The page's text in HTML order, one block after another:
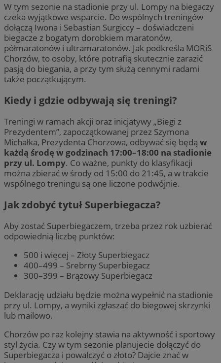
W tym sezonie na stadionie przy ul. Lompy na biegaczy
czeka wyjątkowe wsparcie. Do wspólnych treningów
dołączą Iwona i Sebastian Surgiccy – doświadczeni
biegacze z bogatym dorobkiem maratonów,
półmaratonów i ultramaratonów. Jak podkreśla MORiS
Chorzów, to osoby, które potrafią skutecznie zarazić
pasją do biegania, a przy tym służą cennymi radami
także początkującym.
Kiedy i gdzie odbywają się treningi?
Treningi w ramach akcji oraz inicjatywy „Biegi z
Prezydentem”, zapoczątkowanej przez Szymona
Michałka, Prezydenta Chorzowa, odbywać się będą w
każdą środę w godzinach 17:00–18:00 na stadionie
przy ul. Lompy. Co ważne, punkty do klasyfikacji
można zbierać w środy od 15:00 do 21:45, a w trakcie
wspólnego treningu są one liczone podwójnie.
Jak zdobyć tytuł Superbiegacza?
Aby zostać Superbiegaczem, trzeba przez rok uzbierać
odpowiednią liczbę punktów:
500 i więcej – Złoty Superbiegacz
400–499 – Srebrny Superbiegacz
300–399 – Brązowy Superbiegacz
Deklarację udziału będzie można wypełnić na stadionie
przy ul. Lompy, a wyniki zgłaszać do biegowej skrzynki
lub mailowo.
Chorzów po raz kolejny stawia na aktywność i sportowy
styl życia. Czy w tym sezonie planujecie dołączyć do
Superbiegacza i powalczyć o złoto? Dajcie znać w